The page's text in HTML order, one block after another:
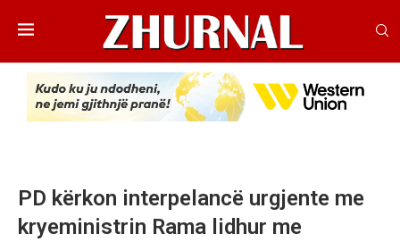
PD kërkon interpelancë urgjente me
kryeministrin Rama lidhur me